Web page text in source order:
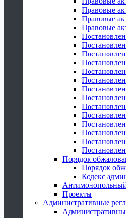
Правовые
Правовые
Правовые
Порядок
Порядок
Кодекс
Проекты
Административные